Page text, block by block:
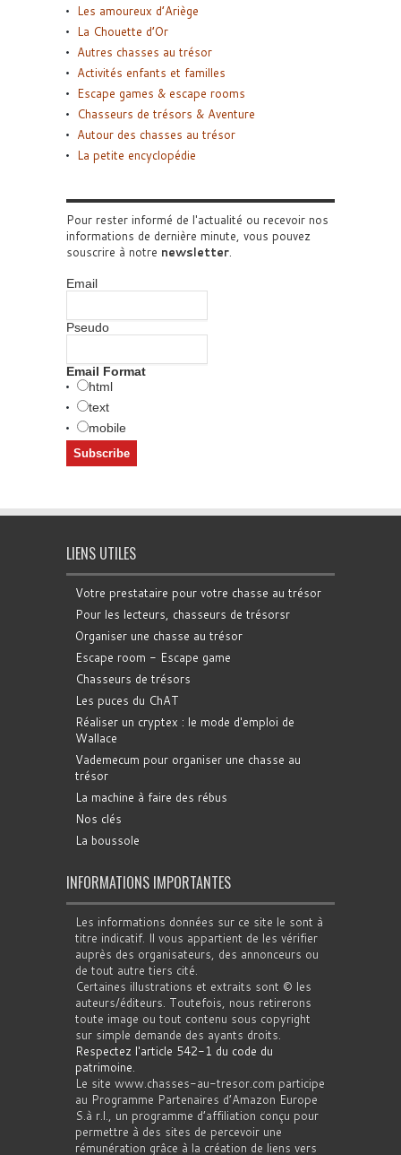
Les amoureux d’Ariège
La Chouette d’Or
Autres chasses au trésor
Activités enfants et familles
Escape games & escape rooms
Chasseurs de trésors & Aventure
Autour des chasses au trésor
La petite encyclopédie
Pour rester informé de l'actualité ou recevoir nos
informations de dernière minute, vous pouvez
souscrire à notre newsletter.
Email
Pseudo
Email Format
html
text
mobile
LIENS UTILES
Votre prestataire pour votre chasse au trésor
Pour les lecteurs, chasseurs de trésorsr
Organiser une chasse au trésor
Escape room - Escape game
Chasseurs de trésors
Les puces du ChAT
Réaliser un cryptex : le mode d'emploi de
Wallace
Vademecum pour organiser une chasse au
trésor
La machine à faire des rébus
Nos clés
La boussole
INFORMATIONS IMPORTANTES
Les informations données sur ce site le sont à
titre indicatif. Il vous appartient de les vérifier
auprès des organisateurs, des annonceurs ou
de tout autre tiers cité.
Certaines illustrations et extraits sont © les
auteurs/éditeurs. Toutefois, nous retirerons
toute image ou tout contenu sous copyright
sur simple demande des ayants droits.
Respectez l'article 542-1 du code du
patrimoine.
Le site www.chasses-au-tresor.com participe
au Programme Partenaires d’Amazon Europe
S.à r.l., un programme d’affiliation conçu pour
permettre à des sites de percevoir une
rémunération grâce à la création de liens vers